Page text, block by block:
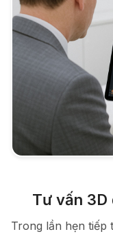
Tư vấn 3D
Trong lần hẹn tiếp